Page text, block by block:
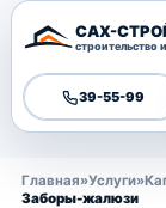
САХ-
строительство
39-55-99
Главная»Услуги»
Заборы-жалюзи